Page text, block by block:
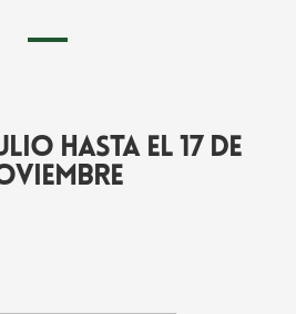
HASTA EL 17 DE